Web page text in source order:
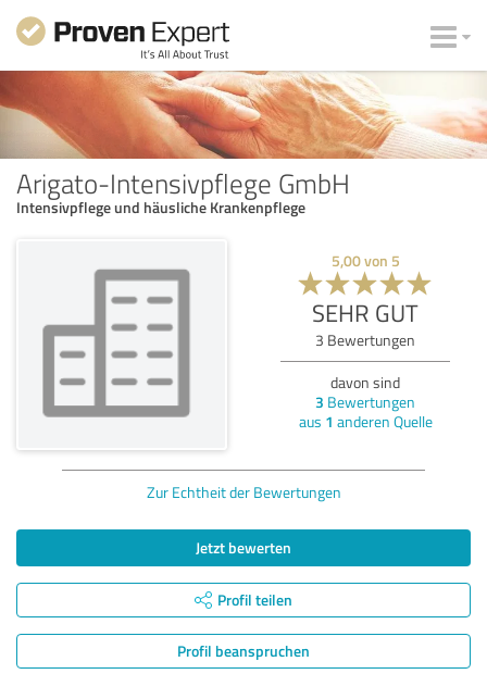
Arigato-Intensivpflege GmbH
Intensivpflege und häusliche Krankenpflege
5,00von 5
SEHR GUT
3 Bewertungen
davon sind
3 Bewertungen
aus 1 anderen Quelle
Zur Echtheit der Bewertungen
Jetzt bewerten
Profil teilen
Profil beanspruchen